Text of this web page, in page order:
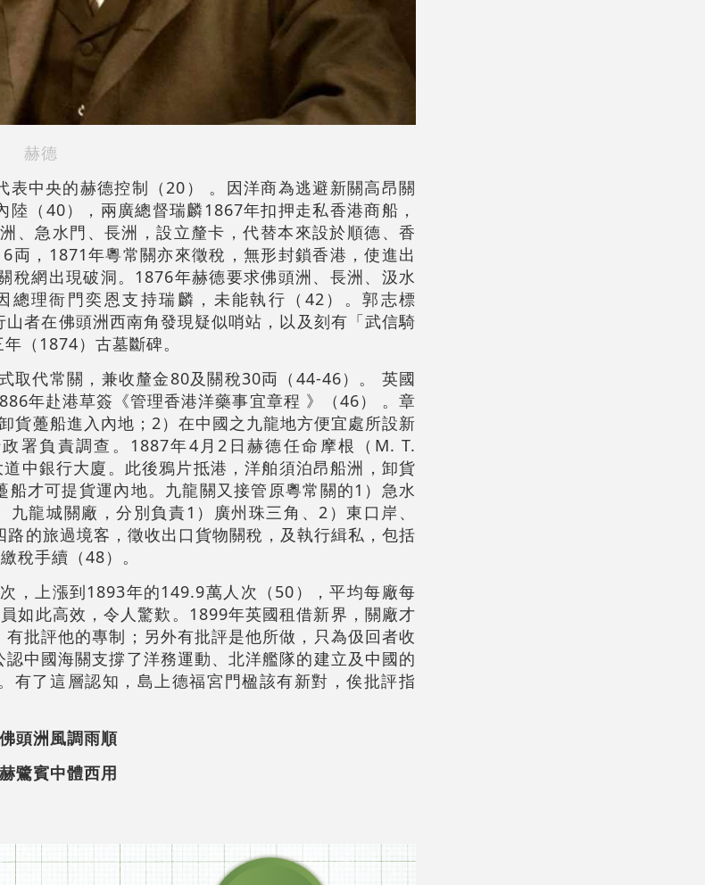
赫德
中央的赫德控制（20） 。因洋商為逃避新關高昂關
（40），兩廣總督瑞麟1867年扣押走私香港商船，
、急水門、長洲，設立釐卡，代替本來設於順德、香
両，1871年粵常關亦來徵稅，無形封鎖香港，使進出
稅網出現破洞。1876年赫德要求佛頭洲、長洲、汲水
總理衙門奕恩支持瑞麟，未能執行（42）。郭志標
者在佛頭洲西南角發現疑似哨站，以及刻有「武信騎
（1874）古墓斷碑。
取代常關，兼收釐金80及關稅30両（44-46）。 英國
年赴港草簽《管理香港洋藥事宜章程 》（46） 。章
貨躉船進入內地；2）在中國之九龍地方便宜處所設新
署負責調查。1887年4月2日赫德任命摩根（M. T.
中銀行大廈。此後鴉片抵港，洋舶須泊昂船洲，卸貨
才可提貨運內地。九龍關又接管原粵常關的1）急水
龍城關廠，分別負責1）廣州珠三角、2）東口岸、
的旅過境客，徵收出口貨物關稅，及執行緝私，包括
稅手續（48）。
，上漲到1893年的149.9萬人次（50），平均每廠每
如此高效，令人驚歎。1899年英國租借新界，關廠才
批評他的專制；另外有批評是他所做，只為伋回者收
中國海關支撐了洋務運動、北洋艦隊的建立及中國的
有了這層認知，島上德福宮門楹該有新對，俟批評指
頭洲風調雨順
鷺賓中體西用